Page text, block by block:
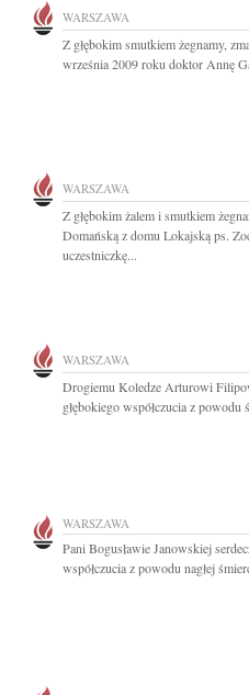
WARSZAWA
Z głębokim smutkiem żegnamy,
września 2009 roku doktor Annę
WARSZAWA
Z głębokim żalem i smutkiem
Domańską z domu Lokajską ps.
uczestniczkę...
WARSZAWA
Drogiemu Koledze Arturowi
głębokiego współczucia z powodu
WARSZAWA
Pani Bogusławie Janowskiej
współczucia z powodu nagłej